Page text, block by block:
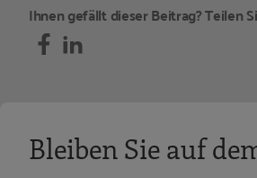
Ihnen gefällt dieser Beitrag? Teilen
Bleiben Sie auf